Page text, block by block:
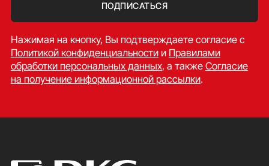
ПОДПИСАТЬСЯ
Нажимая на кнопку, Вы подтверждаете согласие c
Политикой конфиденциальностии Правилами
обработки персональных данных, а также Согласие
на получение информационной рассылки.